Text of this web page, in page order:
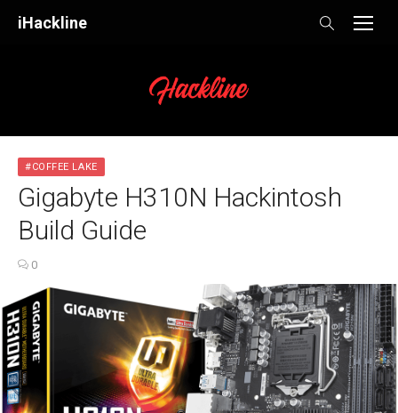
iHackline
#COFFEE LAKE
Gigabyte H310N Hackintosh
Build Guide
0